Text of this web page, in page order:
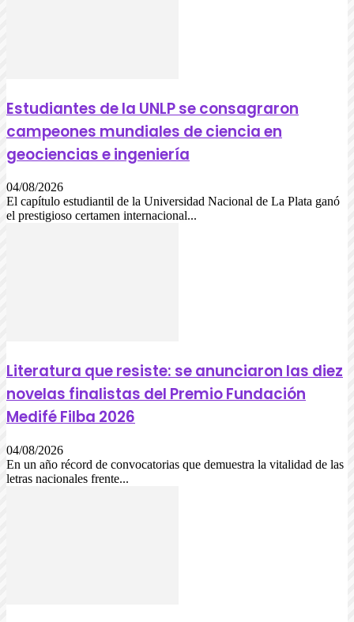
Estudiantes de la UNLP se consagraron
campeones mundiales de ciencia en
geociencias e ingeniería
04/08/2026
El capítulo estudiantil de la Universidad Nacional de La Plata ganó
el prestigioso certamen internacional...
Literatura que resiste: se anunciaron las diez
novelas finalistas del Premio Fundación
Medifé Filba 2026
04/08/2026
En un año récord de convocatorias que demuestra la vitalidad de las
letras nacionales frente...